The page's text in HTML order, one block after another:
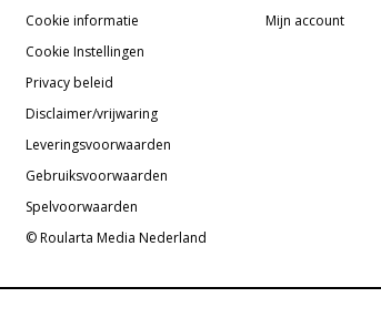
Cookie informatie
Cookie Instellingen
Privacy beleid
Disclaimer/vrijwaring
Leveringsvoorwaarden
Gebruiksvoorwaarden
Spelvoorwaarden
© Roularta Media Nederland
Mijn account